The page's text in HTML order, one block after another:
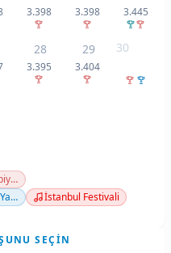
3.398 3.398 3.445
28
3.395
29
3.404
30
— Zafer Kupası
İstanbul Festivali
SEÇIN